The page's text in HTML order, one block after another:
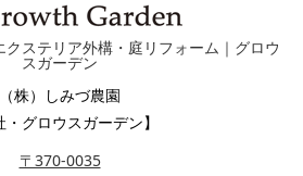
ステリア外構・庭リフォーム｜グロウ
スガーデン
（株）しみづ農園
・グロウスガーデン】
〒370-0035